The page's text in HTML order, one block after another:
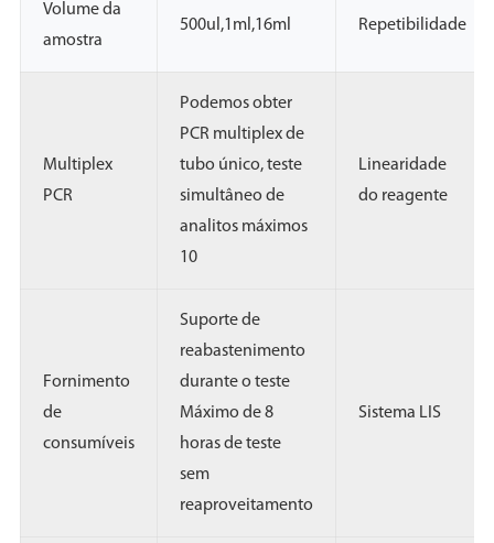
Volume da
amostra
500ul,1ml,16ml Repetibilidade
Multiplex
PCR
Podemos obter
PCR multiplex de
tubo único, teste
simultâneo de
analitos máximos
10
Linearidade
do reagente
Fornimento
de
consumíveis
Suporte de
reabastenimento
durante o teste
Máximo de 8
horas de teste
sem
reaproveitamento
Sistema LIS